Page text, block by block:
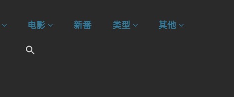
电影 新番 类型 其他